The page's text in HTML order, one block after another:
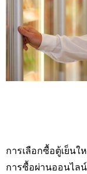
การเลือกซื้อตู้เย็นใ
การซื้อผ่านออนไล